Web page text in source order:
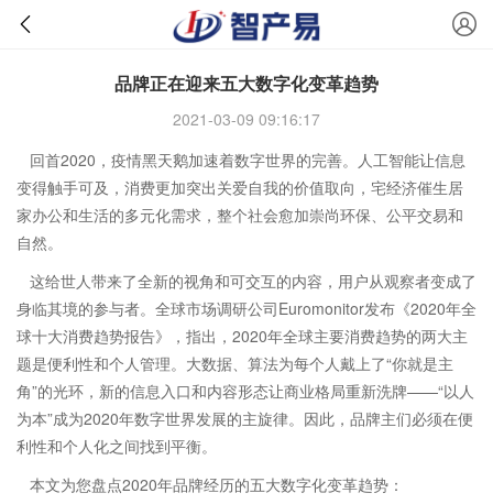
品牌正在迎来五大数字化变革趋势
2021-03-09 09:16:17
回首2020，疫情黑天鹅加速着数字世界的完善。人工智能让信息
变得触手可及，消费更加突出关爱自我的价值取向，宅经济催生居
家办公和生活的多元化需求，整个社会愈加崇尚环保、公平交易和
自然。
这给世人带来了全新的视角和可交互的内容，用户从观察者变成了
身临其境的参与者。全球市场调研公司Euromonitor发布《2020年全
球十大消费趋势报告》，指出，2020年全球主要消费趋势的两大主
题是便利性和个人管理。大数据、算法为每个人戴上了“你就是主
角”的光环，新的信息入口和内容形态让商业格局重新洗牌——“以人
为本”成为2020年数字世界发展的主旋律。因此，品牌主们必须在便
利性和个人化之间找到平衡。
本文为您盘点2020年品牌经历的五大数字化变革趋势：